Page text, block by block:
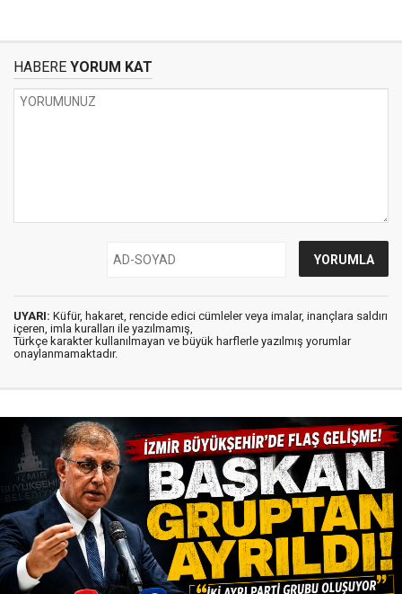
HABERE YORUM KAT
UYARI: Küfür, hakaret, rencide edici cümleler veya imalar, inançlara saldırı
içeren, imla kuralları ile yazılmamış,
Türkçe karakter kullanılmayan ve büyük harflerle yazılmış yorumlar
onaylanmamaktadır.